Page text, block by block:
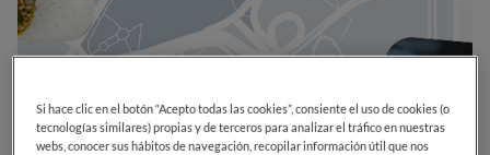
Si hace clic en el botón “Acepto todas las cookies”, consiente el uso de cookies (o
tecnologías similares) propias y de terceros para analizar el tráfico en nuestras
webs, conocer sus hábitos de navegación, recopilar información útil que nos